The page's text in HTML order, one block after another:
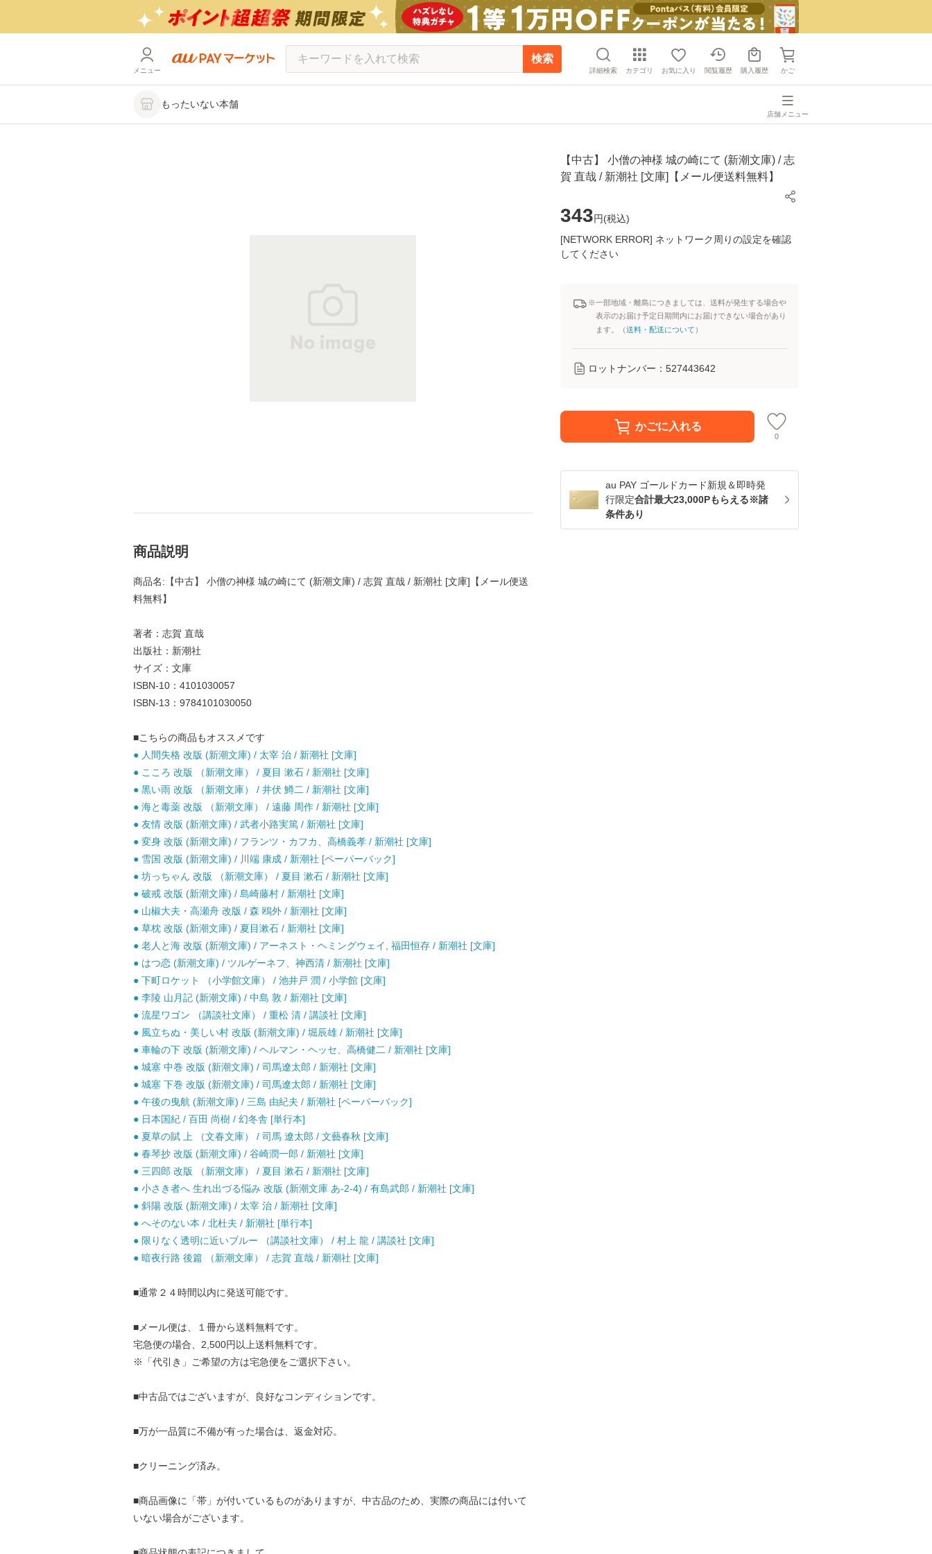
メニュー
検索
詳細検索 カテゴリ お気に入り 閲覧履歴 購入履歴 かご
もったいない本舗
店舗メニュー
【中古】 小僧の神様 城の崎にて (新潮文庫) / 志
賀 直哉 / 新潮社 [文庫]【メール便送料無料】
343円(税込)
[NETWORK ERROR] ネットワーク周りの設定を確認
してください
※一部地域・離島につきましては、送料が発生する場合や
表示のお届け予定日期間内にお届けできない場合があり
ます。（送料・配送について ）
ロットナンバー： 527443642
かごに入れる
0
au PAY ゴールドカード新規＆即時発
行限定合計最大23,000Pもらえる※諸
条件あり
商品説明
商品名:【中古】 小僧の神様 城の崎にて (新潮文庫) / 志賀 直哉 / 新潮社 [文庫]【メール便送
料無料】
著者：志賀 直哉
出版社：新潮社
サイズ：文庫
ISBN-10：4101030057
ISBN-13：9784101030050
■こちらの商品もオススメです
● 人間失格 改版 (新潮文庫) / 太宰 治 / 新潮社 [文庫]
● こころ 改版 （新潮文庫） / 夏目 漱石 / 新潮社 [文庫]
● 黒い雨 改版 （新潮文庫） / 井伏 鱒二 / 新潮社 [文庫]
● 海と毒薬 改版 （新潮文庫） / 遠藤 周作 / 新潮社 [文庫]
● 友情 改版 (新潮文庫) / 武者小路実篤 / 新潮社 [文庫]
● 変身 改版 (新潮文庫) / フランツ・カフカ、高橋義孝 / 新潮社 [文庫]
● 雪国 改版 (新潮文庫) / 川端 康成 / 新潮社 [ペーパーバック]
● 坊っちゃん 改版 （新潮文庫） / 夏目 漱石 / 新潮社 [文庫]
● 破戒 改版 (新潮文庫) / 島崎藤村 / 新潮社 [文庫]
● 山椒大夫・高瀬舟 改版 / 森 鴎外 / 新潮社 [文庫]
● 草枕 改版 (新潮文庫) / 夏目漱石 / 新潮社 [文庫]
● 老人と海 改版 (新潮文庫) / アーネスト・ヘミングウェイ, 福田恒存 / 新潮社 [文庫]
● はつ恋 (新潮文庫) / ツルゲーネフ、神西清 / 新潮社 [文庫]
● 下町ロケット （小学館文庫） / 池井戸 潤 / 小学館 [文庫]
● 李陵 山月記 (新潮文庫) / 中島 敦 / 新潮社 [文庫]
● 流星ワゴン （講談社文庫） / 重松 清 / 講談社 [文庫]
● 風立ちぬ・美しい村 改版 (新潮文庫) / 堀辰雄 / 新潮社 [文庫]
● 車輪の下 改版 (新潮文庫) / ヘルマン・ヘッセ、高橋健二 / 新潮社 [文庫]
● 城塞 中巻 改版 (新潮文庫) / 司馬遼太郎 / 新潮社 [文庫]
● 城塞 下巻 改版 (新潮文庫) / 司馬遼太郎 / 新潮社 [文庫]
● 午後の曳航 (新潮文庫) / 三島 由紀夫 / 新潮社 [ペーパーバック]
● 日本国紀 / 百田 尚樹 / 幻冬舎 [単行本]
● 夏草の賦 上 （文春文庫） / 司馬 遼太郎 / 文藝春秋 [文庫]
● 春琴抄 改版 (新潮文庫) / 谷崎潤一郎 / 新潮社 [文庫]
● 三四郎 改版 （新潮文庫） / 夏目 漱石 / 新潮社 [文庫]
● 小さき者へ 生れ出づる悩み 改版 (新潮文庫 あ-2-4) / 有島武郎 / 新潮社 [文庫]
● 斜陽 改版 (新潮文庫) / 太宰 治 / 新潮社 [文庫]
● へそのない本 / 北杜夫 / 新潮社 [単行本]
● 限りなく透明に近いブルー （講談社文庫） / 村上 龍 / 講談社 [文庫]
● 暗夜行路 後篇 （新潮文庫） / 志賀 直哉 / 新潮社 [文庫]
■通常２４時間以内に発送可能です。
■メール便は、１冊から送料無料です。
宅急便の場合、2,500円以上送料無料です。
※「代引き」ご希望の方は宅急便をご選択下さい。
■中古品ではございますが、良好なコンディションです。
■万が一品質に不備が有った場合は、返金対応。
■クリーニング済み。
■商品画像に「帯」が付いているものがありますが、中古品のため、実際の商品には付いて
いない場合がございます。